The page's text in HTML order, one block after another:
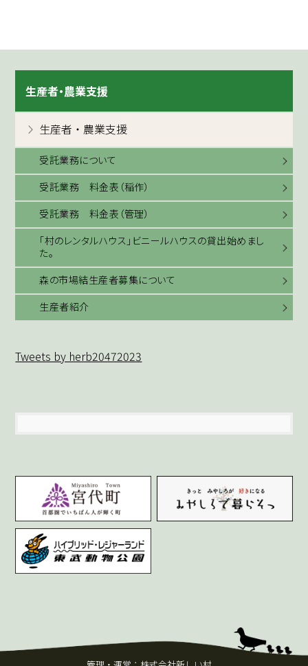
生産者・農業支援
生産者・農業支援
受託業務について
受託業務 料金表（稲作）
受託業務 料金表（管理）
「村のレンタルハウス」ビニールハウスの貸出始めまし
た。
森の市場結生産者募集について
生産者紹介
Tweets by herb20472023